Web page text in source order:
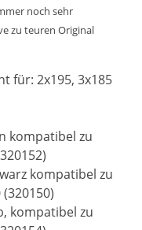
noch sehr
zu teuren Original
für: 2x195, 3x185
kompatibel zu
kompatibel zu
kompatibel zu